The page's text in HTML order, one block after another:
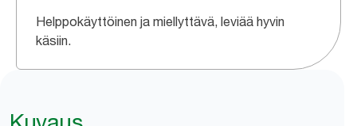
Helppokäyttöinen ja miellyttävä, leviää hyvin
käsiin.